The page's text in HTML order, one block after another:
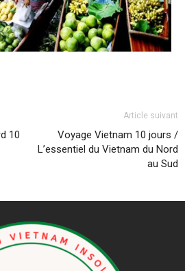
10
Article suivant
Voyage Vietnam 10 jours /
L’essentiel du Vietnam du Nord
au Sud